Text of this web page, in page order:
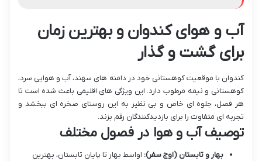
آب و هوای کندوان و بهترین زمان
برای گشت و گذار
کندوان با موقعیت کوهستانی خود در دامنه های سهند، آب و هوایی سرد،
کوهستانی و نیمه مرطوب دارد. این ویژگی های اقلیمی باعث شده است تا
هر فصل، جلوه ای خاص و بی نظیر به این روستای صخره ای ببخشد و
تجربه ای متفاوت را برای بازدیدکنندگان رقم بزند.
توصیف آب و هوا در فصول مختلف
بهار و تابستان (اوج سفر): اواسط بهار تا پایان تابستان، بهترین